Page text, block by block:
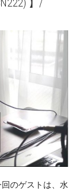
】/
のゲストは、水